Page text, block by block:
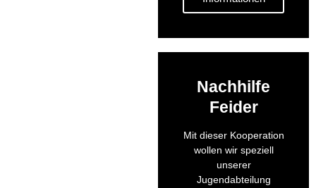
Nachhilfe
Feider
Mit dieser Kooperation
wollen wir speziell
unserer
Jugendabteilung